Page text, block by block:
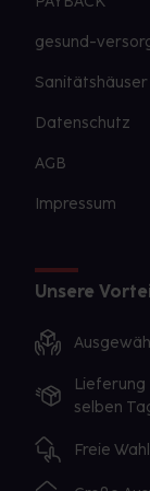
gesund-
Sanitätshäuser
Datenschutz
AGB
Impressum
Unsere
selben
Freie